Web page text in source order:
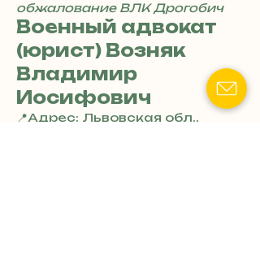
обжалование ВЛК Дрогобич
Военный адвокат
(юрист) Возняк
Владимир
Иосифович
📍Адрес: Львовская обл.,